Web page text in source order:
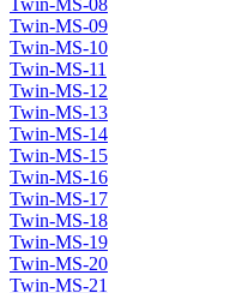
Twin-MS-09
Twin-MS-10
Twin-MS-11
Twin-MS-12
Twin-MS-13
Twin-MS-14
Twin-MS-15
Twin-MS-16
Twin-MS-17
Twin-MS-18
Twin-MS-19
Twin-MS-20
Twin-MS-21